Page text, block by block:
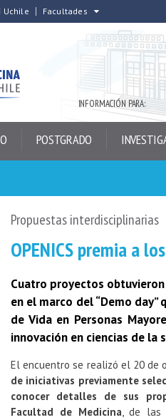
Uchile Facultades
INFORMACIÓN PARA:
POSTGRADO
Propuestas interdisciplinarias
OPENICS premia a
Cuatro proyectos
en el marco del “Demo day”
de Vida en Personas
innovación en ciencias de la
El encuentro se realizó el 20 de
de iniciativas previamente
conocer detalles de sus
Facultad de Medicina, de las